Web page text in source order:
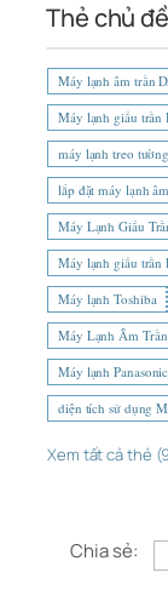
Thẻ chủ đề
Máy lạnh âm trần
Máy lạnh giấu trần
máy lạnh treo
lắp đặt máy lạnh
Máy Lạnh Giấu
Máy lạnh giấu trần
Máy lạnh Toshiba
Máy Lạnh Âm
Máy lạnh Panasonic
diện tích sử dụng
Xem tất cả thẻ
Chia sẻ: